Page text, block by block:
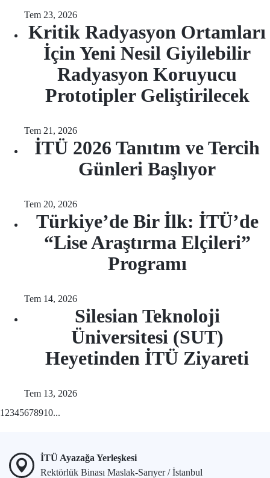
Tem 23, 2026
Kritik Radyasyon Ortamları
İçin Yeni Nesil Giyilebilir
Radyasyon Koruyucu
Prototipler Geliştirilecek
Tem 21, 2026
İTÜ 2026 Tanıtım ve Tercih
Günleri Başlıyor
Tem 20, 2026
Türkiye’de Bir İlk: İTÜ’de
“Lise Araştırma Elçileri”
Programı
Tem 14, 2026
Silesian Teknoloji
Üniversitesi (SUT)
Heyetinden İTÜ Ziyareti
Tem 13, 2026
1 2345678910...
İTÜ Ayazağa Yerleşkesi
Rektörlük Binası Maslak-Sarıyer / İstanbul